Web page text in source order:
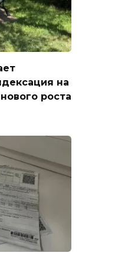
на
роста